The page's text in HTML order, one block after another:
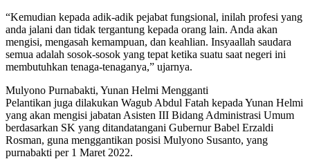
“Kemudian kepada adik-adik pejabat fungsional, inilah profesi yang
anda jalani dan tidak tergantung kepada orang lain. Anda akan
mengisi, mengasah kemampuan, dan keahlian. Insyaallah saudara
semua adalah sosok-sosok yang tepat ketika suatu saat negeri ini
membutuhkan tenaga-tenaganya,” ujarnya.
Mulyono Purnabakti, Yunan Helmi Mengganti
Pelantikan juga dilakukan Wagub Abdul Fatah kepada Yunan Helmi
yang akan mengisi jabatan Asisten III Bidang Administrasi Umum
berdasarkan SK yang ditandatangani Gubernur Babel Erzaldi
Rosman, guna menggantikan posisi Mulyono Susanto, yang
purnabakti per 1 Maret 2022.